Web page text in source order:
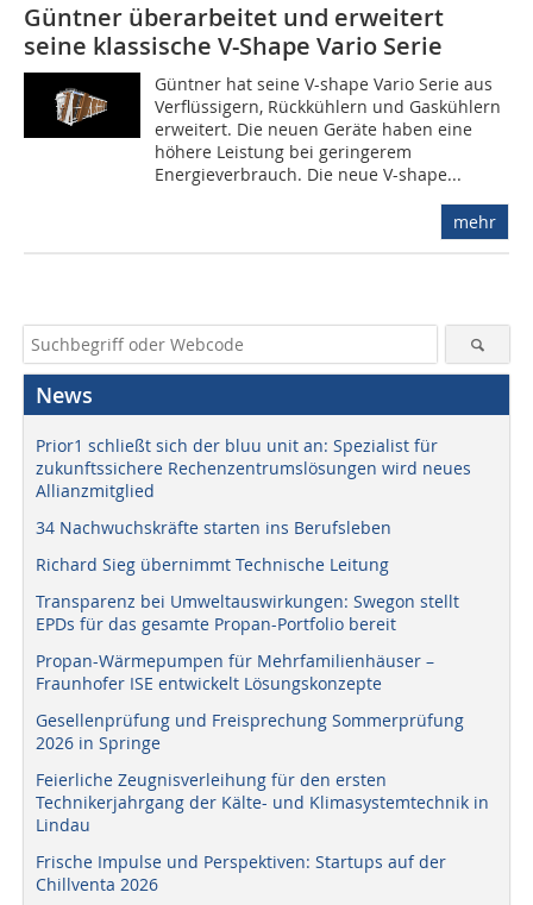
Güntner überarbeitet und erweitert
seine klassische V-Shape Vario Serie
Güntner hat seine V-shape Vario Serie aus
Verflüssigern, Rückkühlern und Gaskühlern
erweitert. Die neuen Geräte haben eine
höhere Leistung bei geringerem
Energieverbrauch. Die neue V-shape...
mehr
News
Prior1 schließt sich der bluu unit an: Spezialist für
zukunftssichere Rechenzentrumslösungen wird neues
Allianzmitglied
34 Nachwuchskräfte starten ins Berufsleben
Richard Sieg übernimmt Technische Leitung
Transparenz bei Umweltauswirkungen: Swegon stellt
EPDs für das gesamte Propan-Portfolio bereit
Propan-Wärmepumpen für Mehrfamilienhäuser –
Fraunhofer ISE entwickelt Lösungskonzepte
Gesellenprüfung und Freisprechung Sommerprüfung
2026 in Springe
Feierliche Zeugnisverleihung für den ersten
Technikerjahrgang der Kälte- und Klimasystemtechnik in
Lindau
Frische Impulse und Perspektiven: Startups auf der
Chillventa 2026